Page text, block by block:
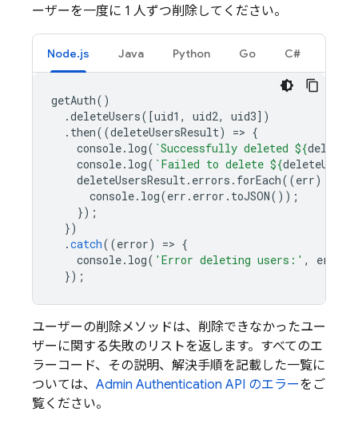
ーザーを一度に 1 人ずつ削除してください。
Node.js Java Python Go C#
getAuth()
.deleteUsers([uid1 , uid2, uid3])
. then((deleteUsersResult) => {
console. log( `Successfully deleted ${
console. log( `Failed to delete ${
deleteUsersResult. errors . forEach((err)
console. log(err . error . toJSON());
});
})
.catch((error) => {
console. log( 'Error deleting users:' , error
});
ユーザーの削除メソッドは、削除できなかったユー
ザーに関する失敗のリストを返します。すべてのエ
ラーコード、その説明、解決手順を記載した一覧に
ついては、 Admin Authentication API のエラーをご
覧ください。